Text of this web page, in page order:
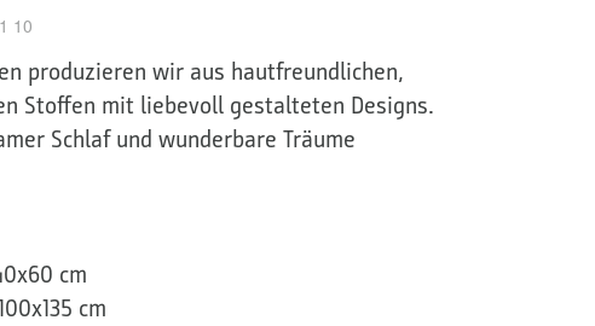
10
produzieren wir aus hautfreundlichen,
Stoffen mit liebevoll gestalteten Designs.
Schlaf und wunderbare Träume
cm
cm